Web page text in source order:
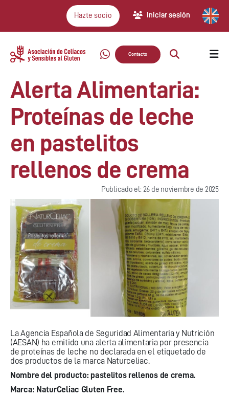
Hazte socio Iniciar sesión
Contacto
Alerta Alimentaria:
Proteínas de leche
en pastelitos
rellenos de crema
Publicado el: 26 de noviembre de 2025
La Agencia Española de Seguridad Alimentaria y Nutrición
(AESAN) ha emitido una alerta alimentaria por presencia
de proteínas de leche no declarada en el etiquetado de
dos productos de la marca Naturceliac.
Nombre del producto: pastelitos rellenos de crema.
Marca: NaturCeliac Gluten Free.